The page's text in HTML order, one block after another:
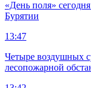
«День поля»
Бурятии
13:47
Четыре воздушных
лесопожарной